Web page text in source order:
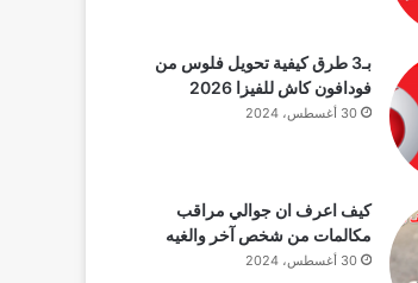
بـ3 طرق كيفية تحويل فلوس من
فودافون كاش للفيزا 2026
30 أغسطس، 2024
كيف اعرف ان جوالي مراقب
مكالمات من شخص آخر والغيه
30 أغسطس، 2024